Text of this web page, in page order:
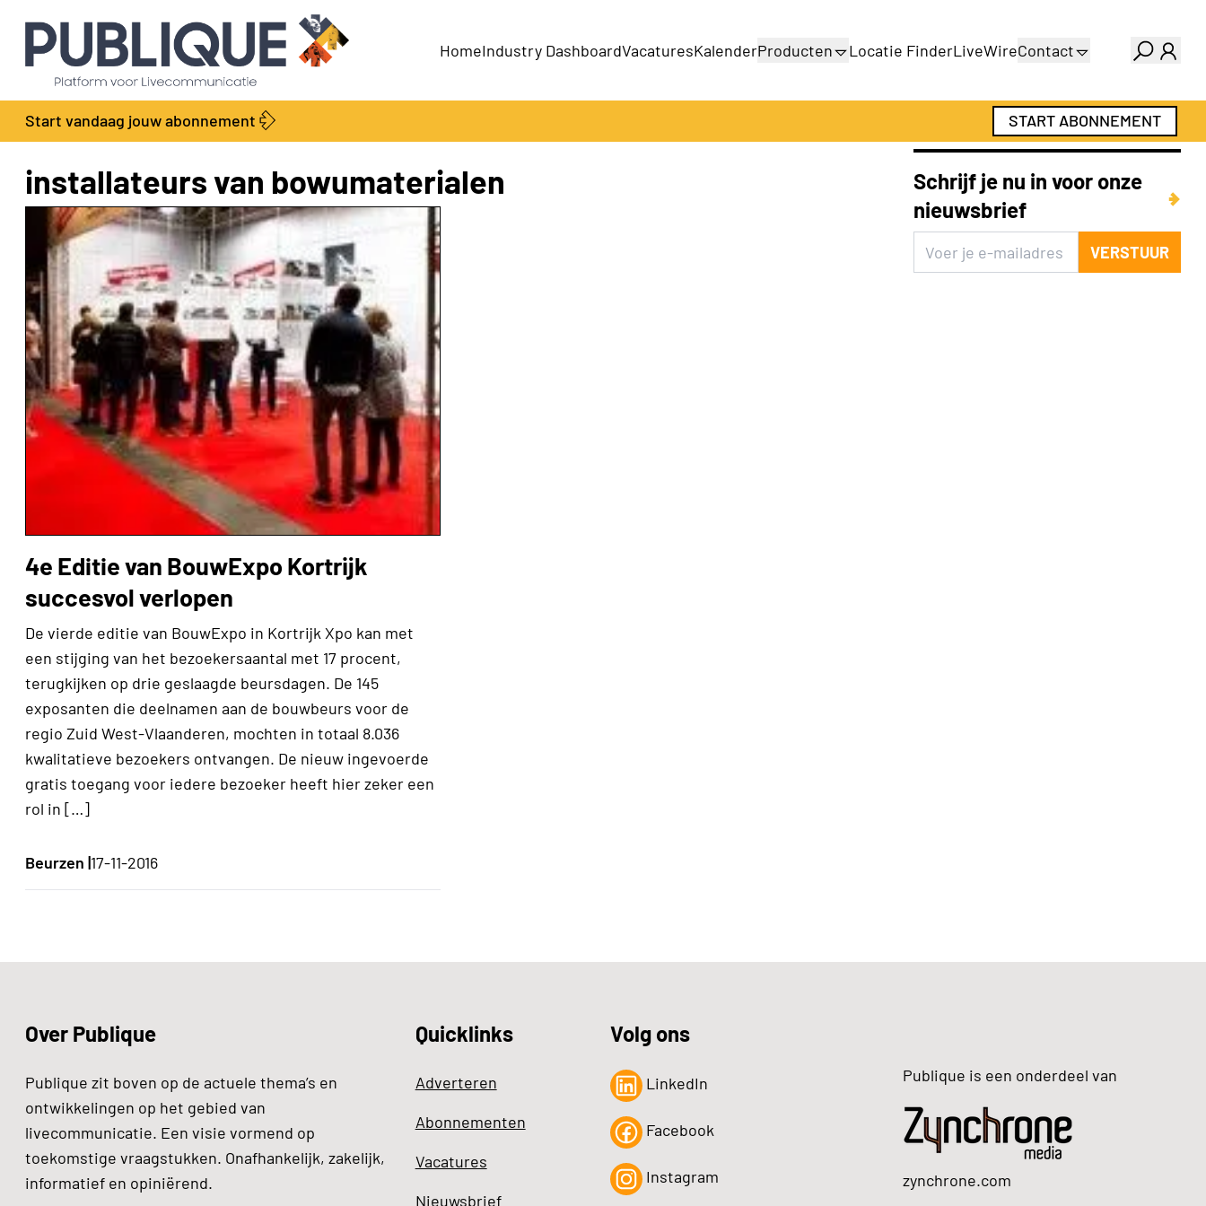
HomeIndustry DashboardVacaturesKalenderProducten
Productengids
Locatie FinderLiveWireContact
Adverteren
Abonnementen
Start vandaag jouw abonnement START ABONNEMENT
installateurs van bowumaterialen
4e Editie van BouwExpo Kortrijk
succesvol verlopen
De vierde editie van BouwExpo in Kortrijk Xpo kan met
een stijging van het bezoekersaantal met 17 procent,
terugkijken op drie geslaagde beursdagen. De 145
exposanten die deelnamen aan de bouwbeurs voor de
regio Zuid West-Vlaanderen, mochten in totaal 8.036
kwalitatieve bezoekers ontvangen. De nieuw ingevoerde
gratis toegang voor iedere bezoeker heeft hier zeker een
rol in […]
Beurzen |17-11-2016
Schrijf je nu in voor onze
nieuwsbrief
VERSTUUR
Over Publique
Publique zit boven op de actuele thema’s en
ontwikkelingen op het gebied van
livecommunicatie. Een visie vormend op
toekomstige vraagstukken. Onafhankelijk, zakelijk,
informatief en opiniërend.
Quicklinks
Adverteren
Abonnementen
Vacatures
Nieuwsbrief
Volg ons
LinkedIn
Facebook
Instagram
Publique is een onderdeel van
zynchrone.com